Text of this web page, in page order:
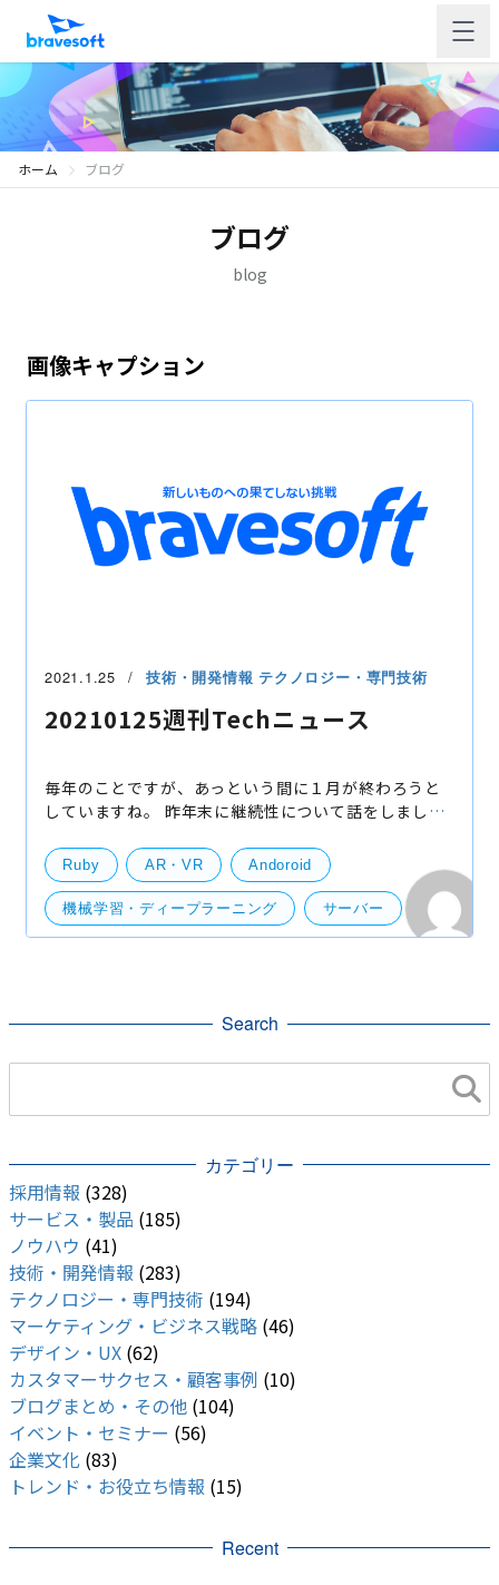
ホーム ブログ
ブログ
blog
画像キャプション
2021.1.25 技術・開発情報 テクノロジー・専門技術
20210125週刊Techニュース
毎年のことですが、あっという間に１月が終わろうと
していますね。 昨年末に継続性について話をしました
ますでしょうか？？ よく言われる話ですが、やるまで
が大
Ruby AR・VR Andoroid
機械学習・ディープラーニング サーバー
Search
カテゴリー
採用情報 (328)
サービス・製品 (185)
ノウハウ (41)
技術・開発情報 (283)
テクノロジー・専門技術 (194)
マーケティング・ビジネス戦略 (46)
デザイン・UX (62)
カスタマーサクセス・顧客事例 (10)
ブログまとめ・その他 (104)
イベント・セミナー (56)
企業文化 (83)
トレンド・お役立ち情報 (15)
Recent